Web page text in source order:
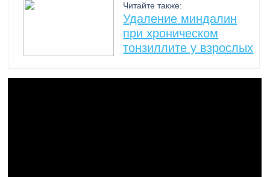
Читайте также:
Удаление миндалин
при хроническом
тонзиллите у взрослых